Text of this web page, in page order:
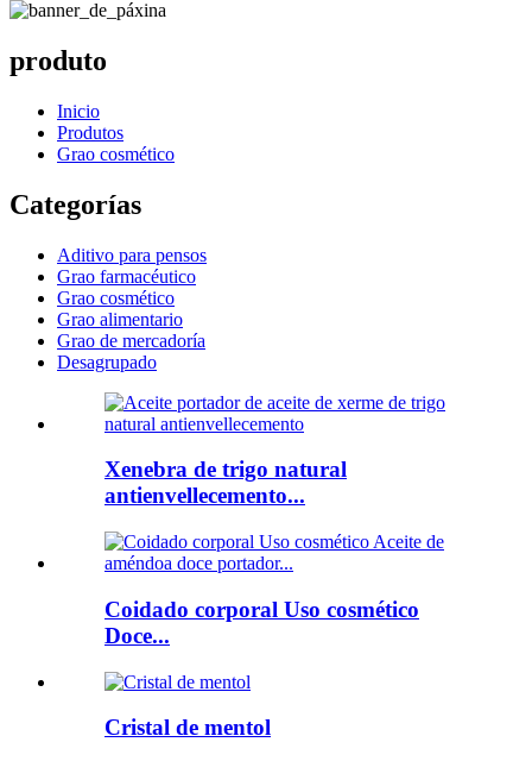
produto
Inicio
Produtos
Grao cosmético
Categorías
Aditivo para pensos
Grao farmacéutico
Grao cosmético
Grao alimentario
Grao de mercadoría
Desagrupado
Xenebra de trigo natural
antienvellecemento...
Coidado corporal Uso cosmético
Doce...
Cristal de mentol